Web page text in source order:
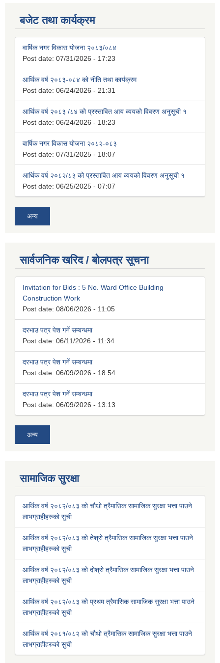
बजेट तथा कार्यक्रम
वार्षिक नगर विकास योजना २०८३/०८४
Post date: 07/31/2026 - 17:23
आर्थिक वर्ष २०८३-०८४ को नीति तथा कार्यक्रम
Post date: 06/24/2026 - 21:31
आर्थिक वर्ष २०८३ /८४ को प्रस्तावित आय व्ययको विवरण अनुसूची १
Post date: 06/24/2026 - 18:23
वार्षिक नगर विकास योजना २०८२-०८३
Post date: 07/31/2025 - 18:07
आर्थिक वर्ष २०८२/८३ को प्रस्तावित आय व्ययको विवरण अनुसूची १
Post date: 06/25/2025 - 07:07
अन्य
सार्वजनिक खरिद / बोलपत्र सूचना
Invitation for Bids : 5 No. Ward Office Building
Construction Work
Post date: 08/06/2026 - 11:05
दरभाउ पत्र पेश गर्ने सम्बन्धमा
Post date: 06/11/2026 - 11:34
दरभाउ पत्र पेश गर्ने सम्बन्धमा
Post date: 06/09/2026 - 18:54
दरभाउ पत्र पेश गर्ने सम्बन्धमा
Post date: 06/09/2026 - 13:13
अन्य
सामाजिक सुरक्षा
आर्थिक वर्ष २०८२/०८३ को चौथो त्रैमासिक सामाजिक सुरक्षा भत्ता पाउने
लाभग्राहीहरुको सुची
आर्थिक वर्ष २०८२/०८३ को तेश्रो त्रैमासिक सामाजिक सुरक्षा भत्ता पाउने
लाभग्राहीहरुको सुची
आर्थिक वर्ष २०८२/०८३ को दोश्रो त्रैमासिक सामाजिक सुरक्षा भत्ता पाउने
लाभग्राहीहरुको सुची
आर्थिक वर्ष २०८२/०८३ को प्रथम त्रैमासिक सामाजिक सुरक्षा भत्ता पाउने
लाभग्राहीहरुको सुची
आर्थिक वर्ष २०८१/०८२ को चौथो त्रैमासिक सामाजिक सुरक्षा भत्ता पाउने
लाभग्राहीहरुको सुची